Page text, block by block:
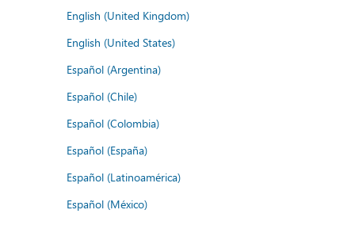
English (United Kingdom)
English (United States)
Español (Argentina)
Español (Chile)
Español (Colombia)
Español (España)
Español (Latinoamérica)
Español (México)